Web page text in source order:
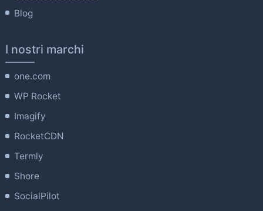
Blog
I nostri marchi
one.com
WP Rocket
Imagify
RocketCDN
Termly
Shore
SocialPilot